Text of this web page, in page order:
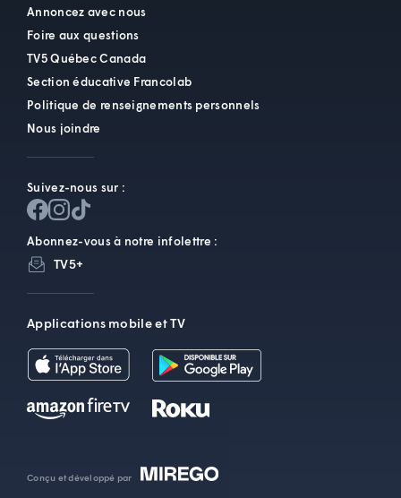
Annoncez avec nous
Foire aux questions
TV5 Québec Canada
Section éducative Francolab
Politique de renseignements personnels
Nous joindre
Suivez-nous sur :
Abonnez-vous à notre infolettre :
TV5+
Applications mobile et TV
Conçu et développé par